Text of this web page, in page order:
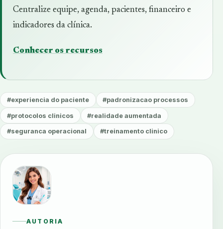
Centralize equipe, agenda, pacientes, financeiro e
indicadores da clínica.
Conhecer os recursos
#experiencia do paciente #padronizacao processos
#protocolos clinicos #realidade aumentada
#seguranca operacional #treinamento clinico
AUTORIA